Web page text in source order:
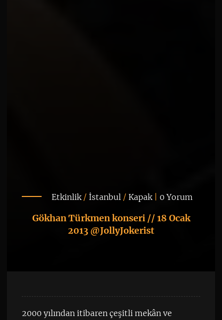
Etkinlik/ İstanbul/ Kapak| 0 Yorum
Gökhan Türkmen konseri // 18 Ocak
2013 @JollyJokerist
2000 yılından itibaren çeşitli mekân ve